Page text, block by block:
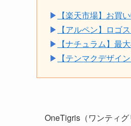
▶ 【楽天市場】お買
▶ 【アルペン】ロゴ
▶ 【ナチュラム】最
▶ 【テンマクデザイ
OneTigris（ワンティグ